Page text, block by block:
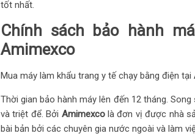
tốt nhất.
Chính sách bảo hành
Amimexco
Mua máy làm khẩu trang y tế chạy bằng điện tại
Thời gian bảo hành máy lên đến 12 tháng.
và triệt để. Bởi Amimexcolà đơn vị được nhà
bài bản bởi các chuyên gia nước ngoài và làm